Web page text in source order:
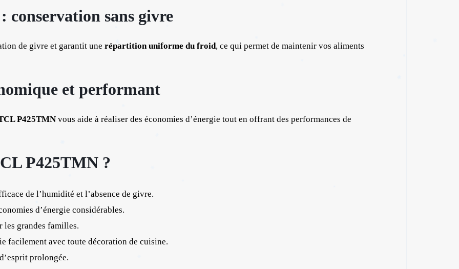
conservation sans givre
de givre et garantit une répartition uniforme du froid, ce qui permet de maintenir vos aliments
et performant
P425TMN vous aide à réaliser des économies d’énergie tout en offrant des performances de
P425TMN ?
de l’humidité et l’absence de givre.
d’énergie considérables.
les grandes familles.
facilement avec toute décoration de cuisine.
prolongée.